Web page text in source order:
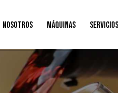
NOSOTROS MÁQUINAS SERVICIOS